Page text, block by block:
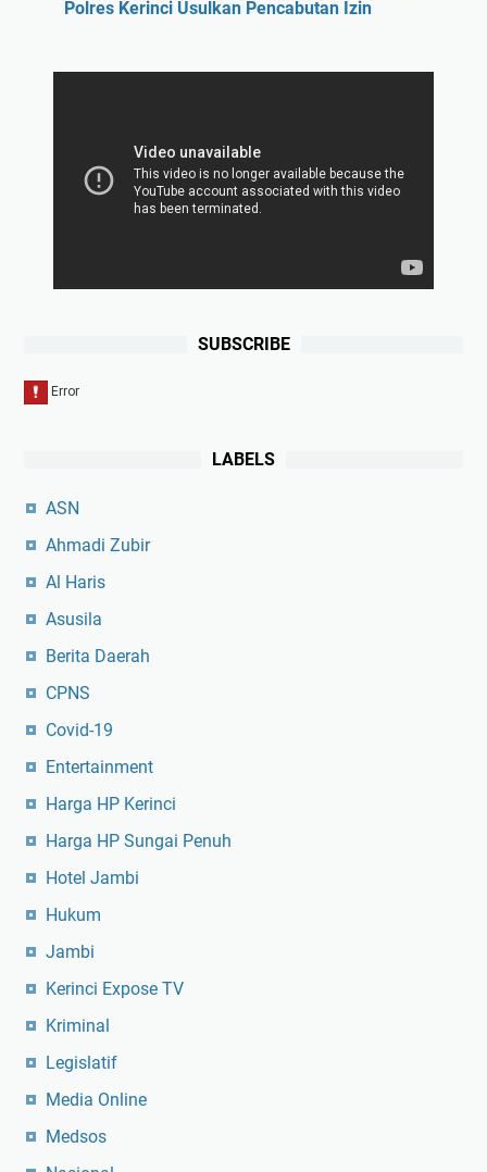
Polres Kerinci Usulkan Pencabutan Izin
SUBSCRIBE
LABELS
ASN
Ahmadi Zubir
Al Haris
Asusila
Berita Daerah
CPNS
Covid-19
Entertainment
Harga HP Kerinci
Harga HP Sungai Penuh
Hotel Jambi
Hukum
Jambi
Kerinci Expose TV
Kriminal
Legislatif
Media Online
Medsos